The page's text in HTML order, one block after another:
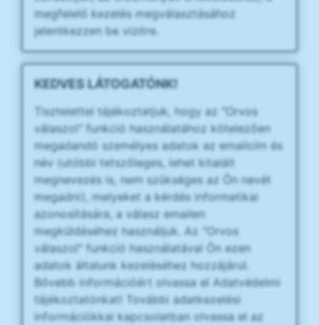
megfelelő kezelés megválasztásához
jelentkezzen be vizitre.
KEDVES LÁTOGATÓNK!
Tisztelettel tájékoztatjuk, hogy az "Orvos
válaszol" funkció használatához kötelezően
megadandó személyes adatok az emailcím és
név (utóbbi tetszőleges, lehet kitalált
megnevezés is, nem szükséges az Ön nevét
megadni), melyeket a kérdés informatikai
azonosítására, a válasz emailen
megküldéséhez használjuk. Az "Orvos
válaszol" funkció használatával Ön ezen
adatok általunk kezeléséhez hozzájárul.
Bővebb információért olvassa el Adatvédelmi
tájékoztatónkat! További adatkezelési
információkkal kapcsolatban olvassa el az